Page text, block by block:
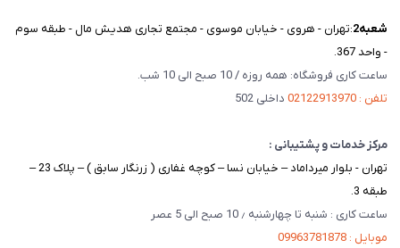
شعبه‌2 :تهران - هروی - خیابان موسوی - مجتمع تجاری هدیش مال - طبقه سوم
- واحد 367.
ساعت کاری فروشگاه: همه روزه / 10 صبح الی 10 شب.
تلفن : 02122913970
داخلی 502
مرکز خدمات و پشتیبانی :
تهران - بلوار میرداماد – خیابان نسا – کوچه غفاری ( زرنگار سابق ) – پلاک 23 –
طبقه 3.
ساعت کاری : شنبه تا چهارشنبه ٫ 10 صبح الی 5 عصر
موبایل : 09963781878